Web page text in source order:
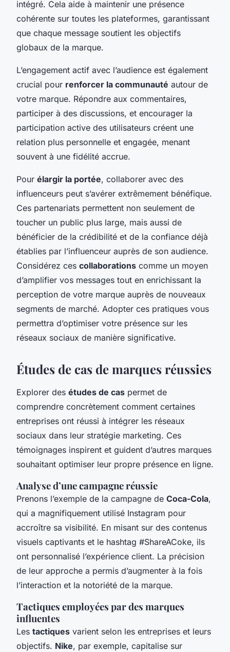
intégré. Cela aide à maintenir une présence
cohérente sur toutes les plateformes, garantissant
que chaque message soutient les objectifs
globaux de la marque.
L’engagement actif avec l’audience est également
crucial pour renforcer la communauté autour de
votre marque. Répondre aux commentaires,
participer à des discussions, et encourager la
participation active des utilisateurs créent une
relation plus personnelle et engagée, menant
souvent à une fidélité accrue.
Pour élargir la portée, collaborer avec des
influenceurs peut s’avérer extrêmement bénéfique.
Ces partenariats permettent non seulement de
toucher un public plus large, mais aussi de
bénéficier de la crédibilité et de la confiance déjà
établies par l’influenceur auprès de son audience.
Considérez ces collaborations comme un moyen
d’amplifier vos messages tout en enrichissant la
perception de votre marque auprès de nouveaux
segments de marché. Adopter ces pratiques vous
permettra d’optimiser votre présence sur les
réseaux sociaux de manière significative.
Études de cas de marques réussies
Explorer des études de cas permet de
comprendre concrètement comment certaines
entreprises ont réussi à intégrer les réseaux
sociaux dans leur stratégie marketing. Ces
témoignages inspirent et guident d’autres marques
souhaitant optimiser leur propre présence en ligne.
Analyse d’une campagne réussie
Prenons l’exemple de la campagne de Coca-Cola,
qui a magnifiquement utilisé Instagram pour
accroître sa visibilité. En misant sur des contenus
visuels captivants et le hashtag #ShareACoke, ils
ont personnalisé l’expérience client. La précision
de leur approche a permis d’augmenter à la fois
l’interaction et la notoriété de la marque.
Tactiques employées par des marques
influentes
Les tactiques varient selon les entreprises et leurs
objectifs. Nike, par exemple, capitalise sur